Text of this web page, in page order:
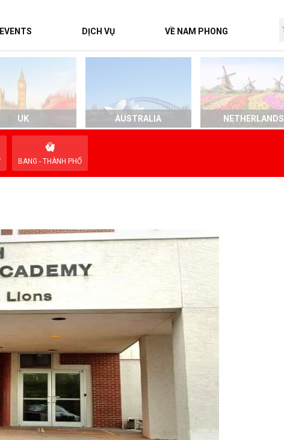
EVENTS DỊCH VỤ VỀ NAM PHONG
UK AUSTRALIA NETHERLANDS
BANG - THÀNH PHỐ